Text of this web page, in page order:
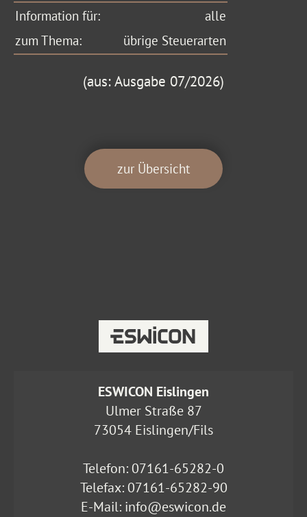
Information für:
alle
zum Thema:
übrige Steuerarten
(aus: Ausgabe 07/2026)
zur Übersicht
ESWICON Eislingen
Ulmer Straße 87
73054 Eislingen/Fils
Telefon: 07161-65282-0
Telefax: 07161-65282-90
E-Mail: info@eswicon.de